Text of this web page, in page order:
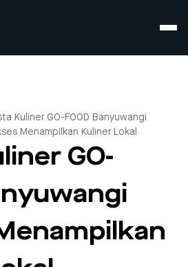
Kuliner GO-FOOD Banyuwangi
Menampilkan Kuliner Lokal
GO-